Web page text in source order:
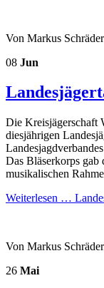
Von Markus Schräder
08 Jun
Die Kreisjägerschaft
diesjährigen
Das Bläserkorps gab
musikalischen
Weiterlesen …
Von Markus Schräder
26 Mai